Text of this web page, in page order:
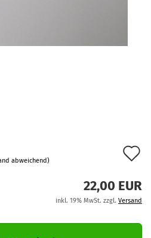
abweichend)
22,00 EUR
inkl. 19% MwSt. zzgl. Versand